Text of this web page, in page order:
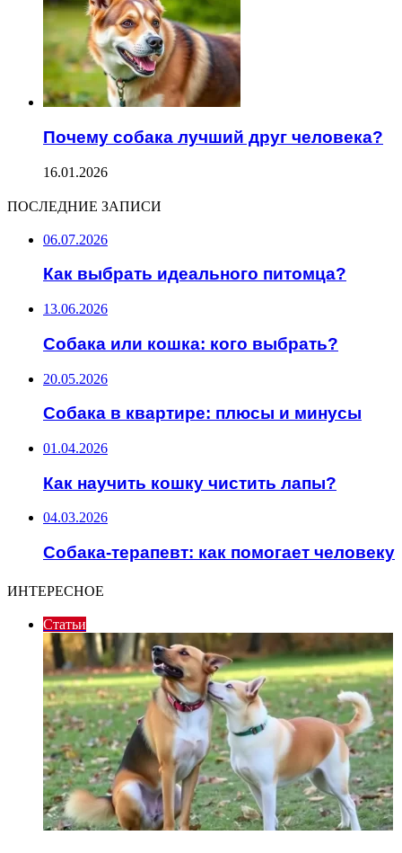
Почему собака лучший друг человека?
16.01.2026
ПОСЛЕДНИЕ ЗАПИСИ
06.07.2026
Как выбрать идеального питомца?
13.06.2026
Собака или кошка: кого выбрать?
20.05.2026
Собака в квартире: плюсы и минусы
01.04.2026
Как научить кошку чистить лапы?
04.03.2026
Собака-терапевт: как помогает человеку
ИНТЕРЕСНОЕ
Статьи